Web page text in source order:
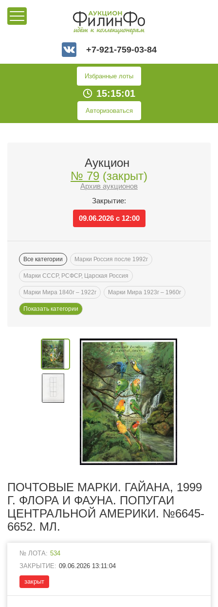
+7-921-759-03-84
Избранные лоты
15:15:02
Авторизоваться
Аукцион
№ 79 (закрыт)
Архив аукционов
Закрытие:
09.06.2026 с 12:00
Все категории Марки Россия после 1992г
Марки СССР, РСФСР, Царская Россия
Марки Мира 1840г – 1922г Марки Мира 1923г – 1960г
ПОЧТОВЫЕ МАРКИ. ГАЙАНА, 1999
Г. ФЛОРА И ФАУНА. ПОПУГАИ
ЦЕНТРАЛЬНОЙ АМЕРИКИ. №6645-
6652. МЛ.
№ ЛОТА: 534
ЗАКРЫТИЕ: 09.06.2026 13:11:04
закрыт